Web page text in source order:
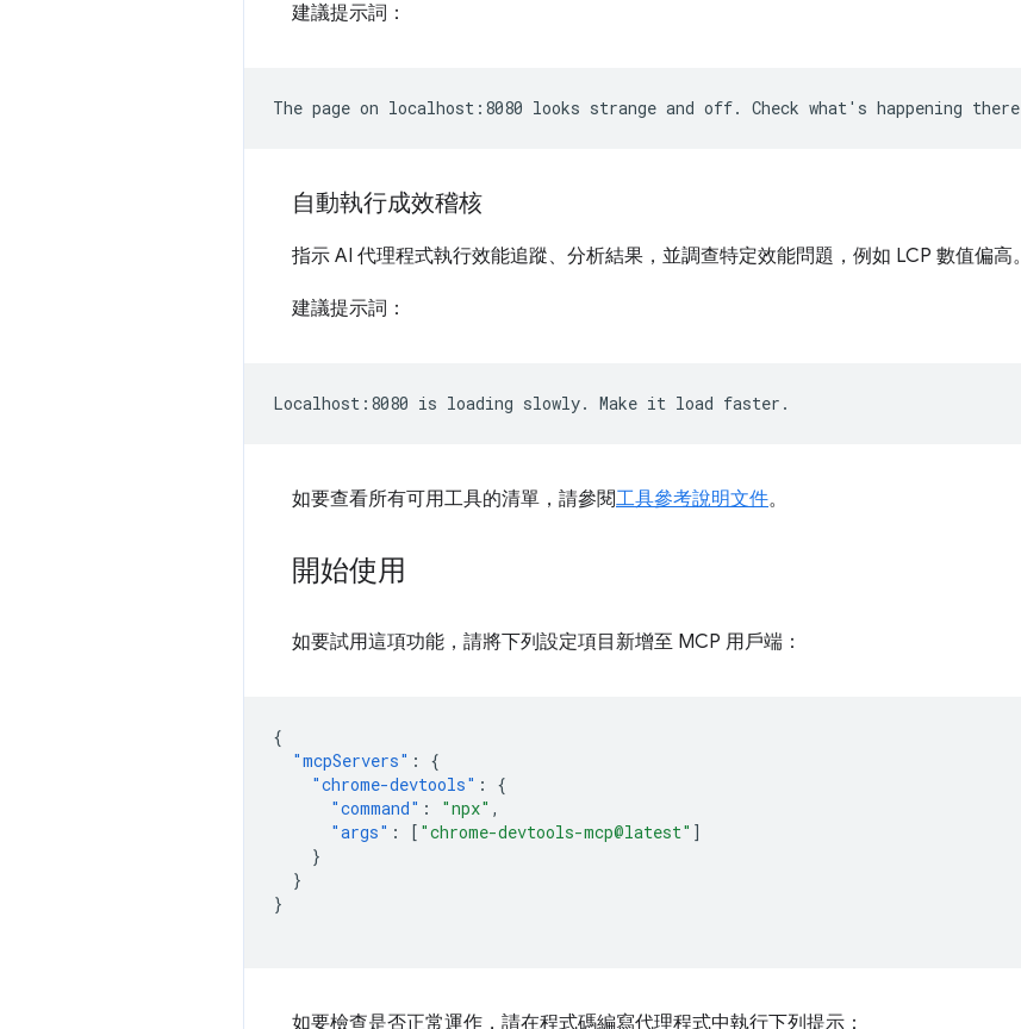
建議提示詞：
自動執行成效稽核
指示 AI 代理程式執行效能追蹤、分析結果，並調查特定效能問題，例如 LCP 數值偏高。
建議提示詞：
如要查看所有可用工具的清單，請參閱工具參考說明文件。
開始使用
如要試用這項功能，請將下列設定項目新增至 MCP 用戶端：
{
"mcpServers" :
{
"chrome-devtools" :
{
"command" : "npx" ,
"args" : [ "chrome-devtools-mcp@latest" ]
}
}
}
如要檢查是否正常運作，請在程式碼編寫代理程式中執行下列提示：